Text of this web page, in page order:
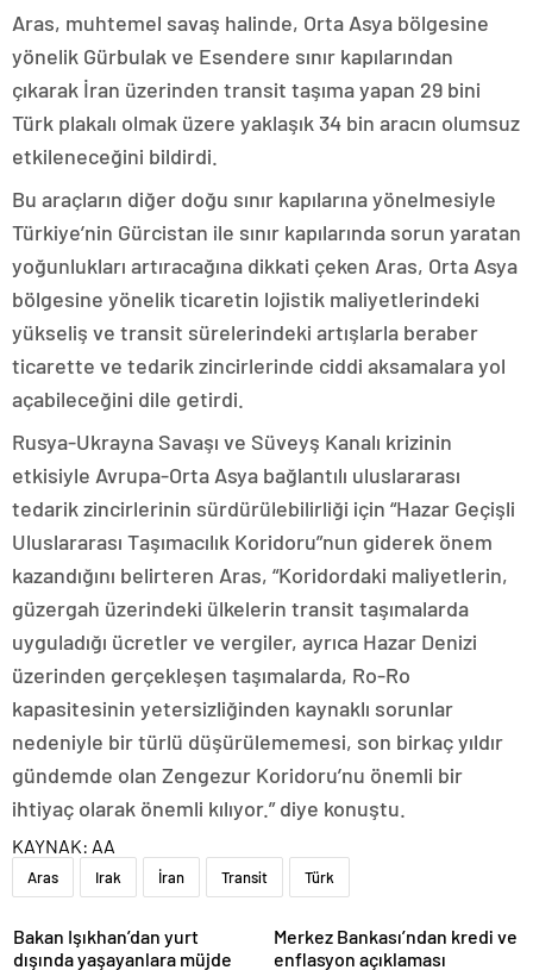
Aras, muhtemel savaş halinde, Orta Asya bölgesine
yönelik Gürbulak ve Esendere sınır kapılarından
çıkarak İran üzerinden transit taşıma yapan 29 bini
Türk plakalı olmak üzere yaklaşık 34 bin aracın olumsuz
etkileneceğini bildirdi.
Bu araçların diğer doğu sınır kapılarına yönelmesiyle
Türkiye’nin Gürcistan ile sınır kapılarında sorun yaratan
yoğunlukları artıracağına dikkati çeken Aras, Orta Asya
bölgesine yönelik ticaretin lojistik maliyetlerindeki
yükseliş ve transit sürelerindeki artışlarla beraber
ticarette ve tedarik zincirlerinde ciddi aksamalara yol
açabileceğini dile getirdi.
Rusya-Ukrayna Savaşı ve Süveyş Kanalı krizinin
etkisiyle Avrupa-Orta Asya bağlantılı uluslararası
tedarik zincirlerinin sürdürülebilirliği için “Hazar Geçişli
Uluslararası Taşımacılık Koridoru”nun giderek önem
kazandığını belirteren Aras, “Koridordaki maliyetlerin,
güzergah üzerindeki ülkelerin transit taşımalarda
uyguladığı ücretler ve vergiler, ayrıca Hazar Denizi
üzerinden gerçekleşen taşımalarda, Ro-Ro
kapasitesinin yetersizliğinden kaynaklı sorunlar
nedeniyle bir türlü düşürülememesi, son birkaç yıldır
gündemde olan Zengezur Koridoru’nu önemli bir
ihtiyaç olarak önemli kılıyor.” diye konuştu.
KAYNAK: AA
Aras Irak İran Transit Türk
Bakan Işıkhan’dan yurt
dışında yaşayanlara müjde
Merkez Bankası’ndan kredi ve
enflasyon açıklaması